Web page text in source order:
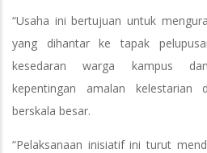
“Usaha ini bertujuan untuk
yang dihantar ke tapak
kesedaran warga kampus
kepentingan amalan kelestarian
berskala besar.
“Pelaksanaan inisiatif ini turut